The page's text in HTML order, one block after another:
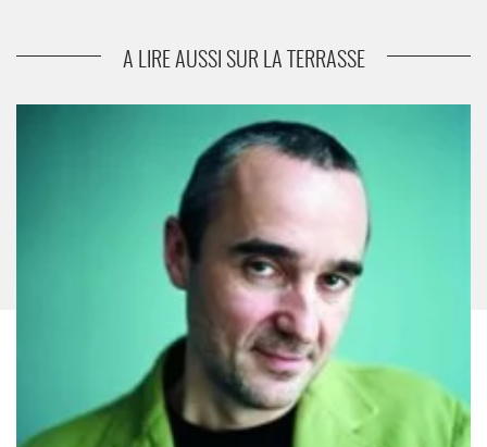
Par-dessus bord
A LIRE AUSSI SUR LA TERRASSE
L’Intranquillité - Critique sortie Théâtre